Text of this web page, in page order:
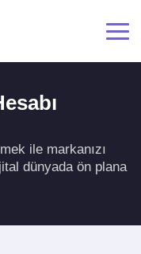
ile markanızı
dünyada ön plana